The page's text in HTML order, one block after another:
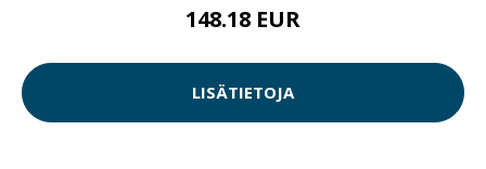
148.18 EUR
LISÄTIETOJA